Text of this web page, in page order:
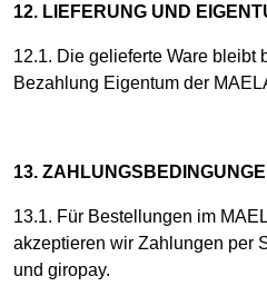
12. LIEFERUNG UND
12.1. Die gelieferte Ware bleibt
Bezahlung Eigentum der
13.
13.1. Für Bestellungen im
akzeptieren wir Zahlungen per
und giropay.